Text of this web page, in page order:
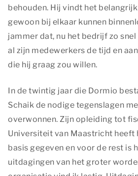
behouden. Hij vindt het
gewoon bij elkaar kunnen
jammer dat, nu het bedrijf zo
al zijn medewerkers de tijd en
die hij graag zou willen.
In de twintig jaar die Dormio
Schaik de nodige tegenslagen
overwonnen. Zijn opleiding tot
Universiteit van Maastricht heeft
basis gegeven en voor de rest is
uitdagingen van het groter